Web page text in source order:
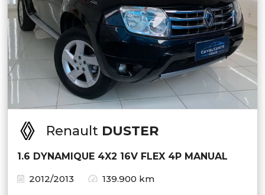
Renault DUSTER
1.6 DYNAMIQUE 4X2 16V FLEX 4P MANUAL
2012/2013
139.900 km